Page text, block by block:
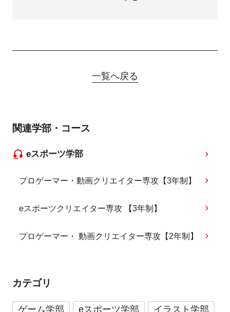
一覧へ戻る
関連学部・コース
eスポーツ学部
プロゲーマー・動画クリエイター専攻【3年制】
eスポーツクリエイター専攻 【3年制】
プロゲーマー・ 動画クリエイター専攻【2年制】
カテゴリ
ゲーム学部 eスポーツ学部 イラスト学部